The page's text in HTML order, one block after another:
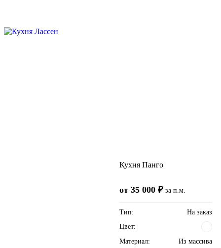
Кухня Панго
от 35 000 ₽ за п.м.
Тип:
На заказ
Цвет:
Материал:
Из массива